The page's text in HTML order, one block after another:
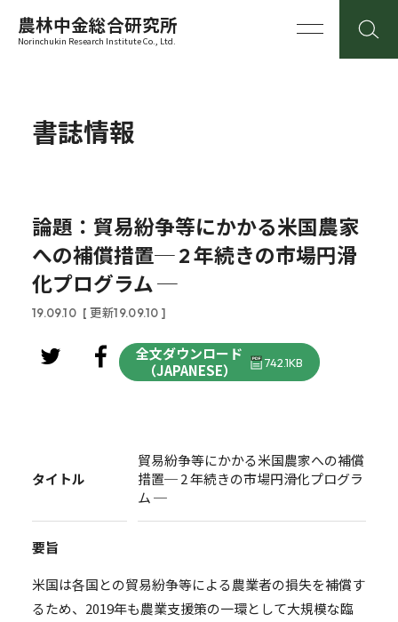
農林中金総合研究所
Norinchukin Research Institute Co., Ltd.
書誌情報
論題：貿易紛争等にかかる米国農家
への補償措置─ 2 年続きの市場円滑
化プログラム ─
19.09.10 [ 更新19.09.10 ]
全文ダウンロード
（JAPANESE）
742.1KB
タイトル
貿易紛争等にかかる米国農家への補償
措置─ 2 年続きの市場円滑化プログラ
ム ─
要旨
米国は各国との貿易紛争等による農業者の損失を補償す
るため、2019年も農業支援策の一環として大規模な臨